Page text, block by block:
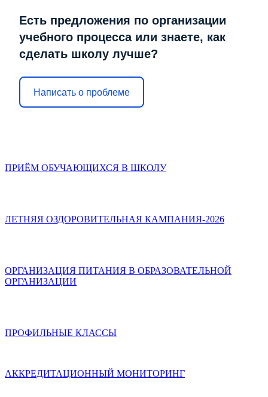
Есть предложения по организации
учебного процесса или знаете, как
сделать школу лучше?
Написать о проблеме
ПРИЁМ ОБУЧАЮЩИХСЯ В ШКОЛУ
ЛЕТНЯЯ ОЗДОРОВИТЕЛЬНАЯ КАМПАНИЯ-2026
ОРГАНИЗАЦИЯ ПИТАНИЯ В ОБРАЗОВАТЕЛЬНОЙ
ОРГАНИЗАЦИИ
ПРОФИЛЬНЫЕ КЛАССЫ
АККРЕДИТАЦИОННЫЙ МОНИТОРИНГ